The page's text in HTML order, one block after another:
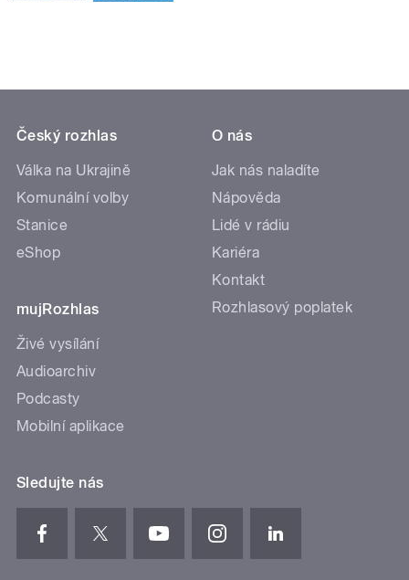
Český rozhlas
Válka na Ukrajině
Komunální volby
Stanice
eShop
mujRozhlas
Živé vysílání
Audioarchiv
Podcasty
Mobilní aplikace
O nás
Jak nás naladíte
Nápověda
Lidé v rádiu
Kariéra
Kontakt
Rozhlasový poplatek
Sledujte nás